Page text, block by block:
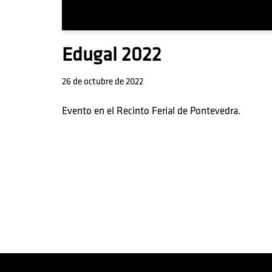
Edugal 2022
26 de octubre de 2022
Evento en el Recinto Ferial de Pontevedra.